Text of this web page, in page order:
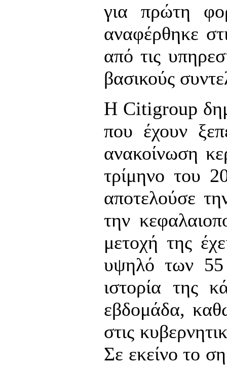
για πρώτη
αναφέρθηκε
από τις
βασικούς
Η Citigroup
που έχουν
ανακοίνωση
τρίμηνο του
αποτελούσε
την
μετοχή της
υψηλό των 55
ιστορία της
εβδομάδα,
στις
Σε εκείνο το